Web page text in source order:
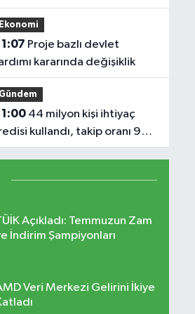
Ekonomi
kararında değişiklik
Gündem
44 milyon kişi ihtiyaç
kullandı, takip oranı 9
zirvesine çıktı!
Açıkladı: Temmuzun Zam
İndirim Şampiyonları
Veri Merkezi Gelirini İkiye